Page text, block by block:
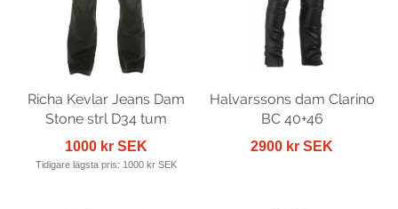
Richa Kevlar Jeans Dam
Stone strl D34 tum
1000 kr SEK
Tidigare lägsta pris: 1000 kr SEK
Halvarssons dam Clarino
BC 40+46
2900 kr SEK